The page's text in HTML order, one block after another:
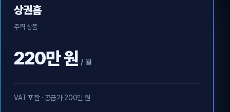
상권홈
주력 상품
220만 원 / 월
VAT 포함 · 공급가 200만 원